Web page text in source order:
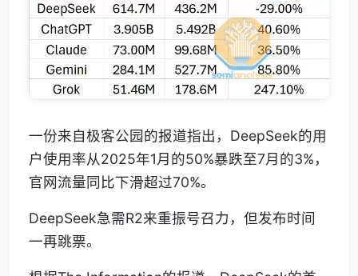
一份来自极客公园的报道指出，DeepSeek的用
户使用率从2025年1月的50%暴跌至7月的3%，
官网流量同比下滑超过70%。
DeepSeek急需R2来重振号召力，但发布时间
一再跳票。